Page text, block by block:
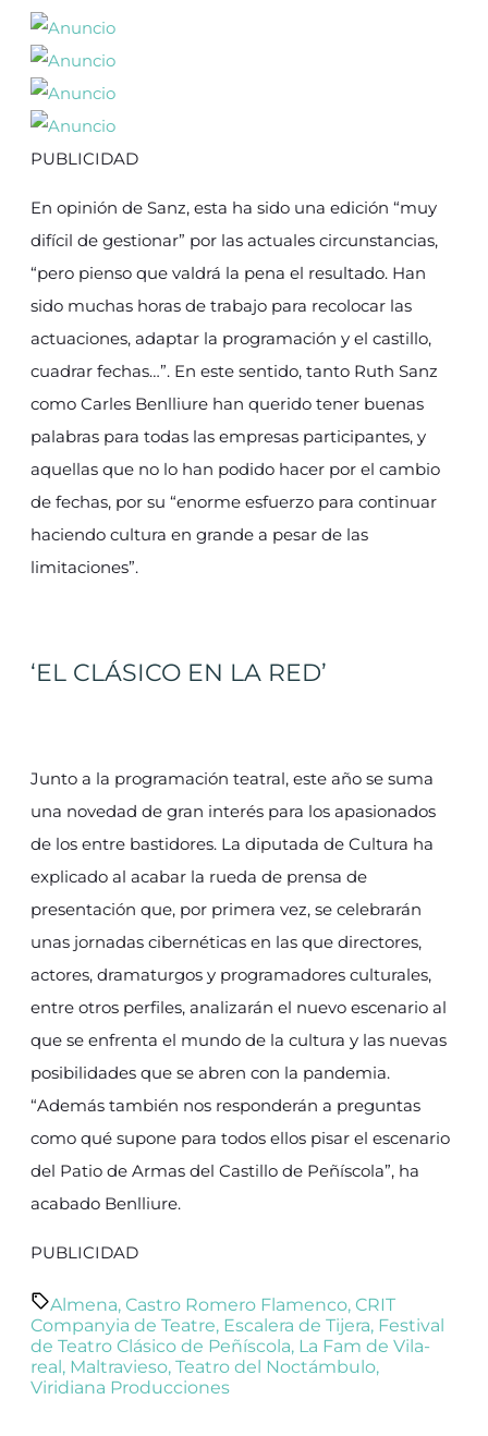
PUBLICIDAD
En opinión de Sanz, esta ha sido una edición “muy
difícil de gestionar” por las actuales circunstancias,
“pero pienso que valdrá la pena el resultado. Han
sido muchas horas de trabajo para recolocar las
actuaciones, adaptar la programación y el castillo,
cuadrar fechas…”. En este sentido, tanto Ruth Sanz
como Carles Benlliure han querido tener buenas
palabras para todas las empresas participantes, y
aquellas que no lo han podido hacer por el cambio
de fechas, por su “enorme esfuerzo para continuar
haciendo cultura en grande a pesar de las
limitaciones”.
‘EL CLÁSICO EN LA RED’
Junto a la programación teatral, este año se suma
una novedad de gran interés para los apasionados
de los entre bastidores. La diputada de Cultura ha
explicado al acabar la rueda de prensa de
presentación que, por primera vez, se celebrarán
unas jornadas cibernéticas en las que directores,
actores, dramaturgos y programadores culturales,
entre otros perfiles, analizarán el nuevo escenario al
que se enfrenta el mundo de la cultura y las nuevas
posibilidades que se abren con la pandemia.
“Además también nos responderán a preguntas
como qué supone para todos ellos pisar el escenario
del Patio de Armas del Castillo de Peñíscola”, ha
acabado Benlliure.
PUBLICIDAD
Almena, Castro Romero Flamenco, CRIT
Companyia de Teatre, Escalera de Tijera, Festival
de Teatro Clásico de Peñíscola, La Fam de Vila-
real, Maltravieso, Teatro del Noctámbulo,
Viridiana Producciones